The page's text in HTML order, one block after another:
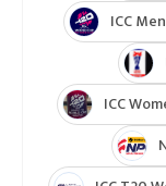
ICC
ICC